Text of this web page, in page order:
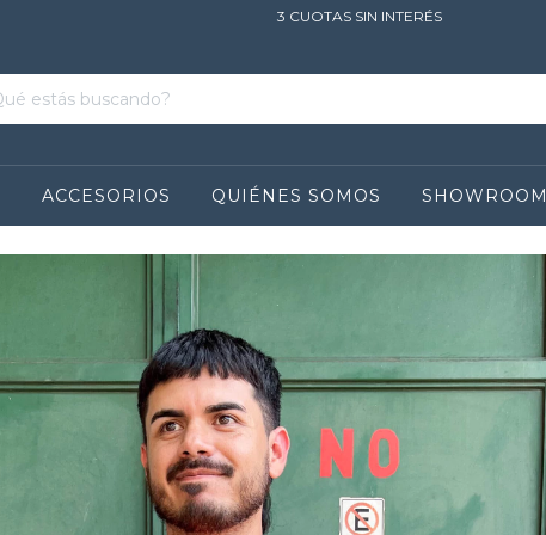
3 CUOTAS SIN INTERÉS
ACCESORIOS QUIÉNES SOMOS SHOWROOM